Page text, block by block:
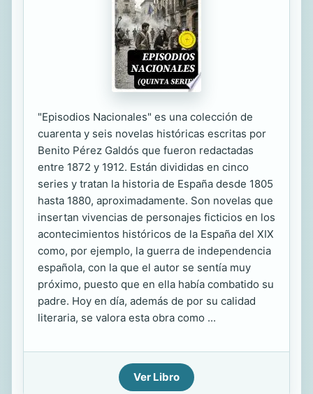
"Episodios Nacionales" es una colección de
cuarenta y seis novelas históricas escritas por
Benito Pérez Galdós que fueron redactadas
entre 1872 y 1912. Están divididas en cinco
series y tratan la historia de España desde 1805
hasta 1880, aproximadamente. Son novelas que
insertan vivencias de personajes ficticios en los
acontecimientos históricos de la España del XIX
como, por ejemplo, la guerra de independencia
española, con la que el autor se sentía muy
próximo, puesto que en ella había combatido su
padre. Hoy en día, además de por su calidad
literaria, se valora esta obra como ...
Ver Libro